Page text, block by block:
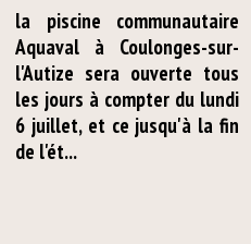
la piscine communautaire
Aquaval à Coulonges-sur-
l'Autize sera ouverte tous
les jours à compter du lundi
6 juillet, et ce jusqu'à la fin
de l'ét...